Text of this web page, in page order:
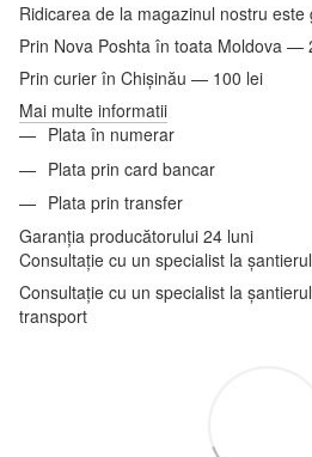
Ridicarea de la magazinul nostru este
Prin Nova Poshta în toata Moldova —
Prin curier în Chișinău — 100 lei
Mai multe informatii
Plata în numerar
Plata prin card bancar
Plata prin transfer
Garanția producătorului 24 luni
Consultație cu un specialist la
Consultație cu un specialist la
transport